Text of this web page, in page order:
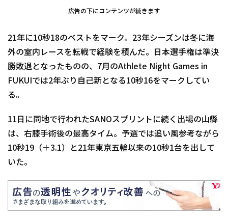
広告の下にコンテンツが続きます
21年に10秒18のベストをマーク。23年シーズンは冬に海
外の室内レースを転戦で経験を積んだ。日本選手権は準決
勝敗退となったものの、7月のAthlete Night Games in
FUKUIでは2年ぶり自己新となる10秒16をマークしてい
る。
11日に同地で行われたSANOスプリントに続く出場の山縣
は、右膝手術後の最高タイム。予選では追い風参考ながら
10秒19（＋3.1）と21年東京五輪以来の10秒1台を出して
いた。